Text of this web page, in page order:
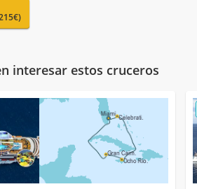
interesar estos cruceros